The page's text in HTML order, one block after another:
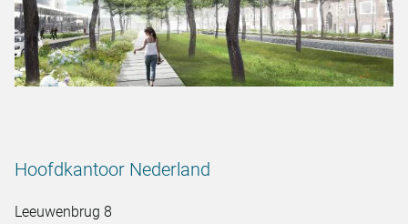
Hoofdkantoor Nederland
Leeuwenbrug 8